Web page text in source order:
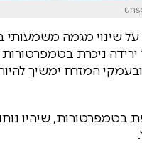
שינוי מגמה
ניכרת
המזרח ימשיך
בטמפרטורות, שיהיו